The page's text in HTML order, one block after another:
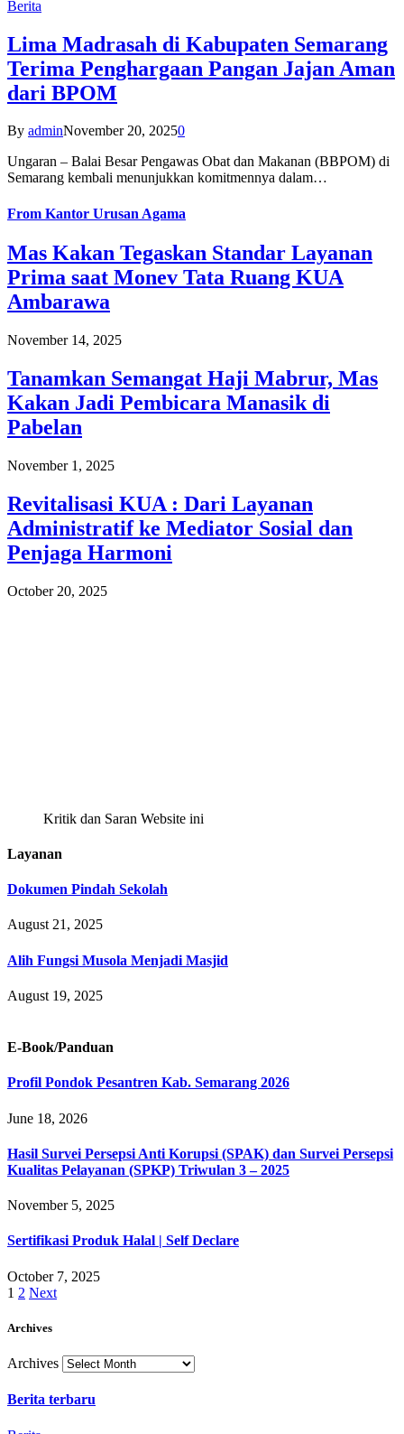
Berita
Lima Madrasah di Kabupaten Semarang
Terima Penghargaan Pangan Jajan Aman
dari BPOM
By adminNovember 20, 20250
Ungaran – Balai Besar Pengawas Obat dan Makanan (BBPOM) di
Semarang kembali menunjukkan komitmennya dalam…
From Kantor Urusan Agama
Mas Kakan Tegaskan Standar Layanan
Prima saat Monev Tata Ruang KUA
Ambarawa
November 14, 2025
Tanamkan Semangat Haji Mabrur, Mas
Kakan Jadi Pembicara Manasik di
Pabelan
November 1, 2025
Revitalisasi KUA : Dari Layanan
Administratif ke Mediator Sosial dan
Penjaga Harmoni
October 20, 2025
Kritik dan Saran Website ini
Layanan
Dokumen Pindah Sekolah
August 21, 2025
Alih Fungsi Musola Menjadi Masjid
August 19, 2025
E-Book/Panduan
Profil Pondok Pesantren Kab. Semarang 2026
June 18, 2026
Hasil Survei Persepsi Anti Korupsi (SPAK) dan Survei Persepsi
Kualitas Pelayanan (SPKP) Triwulan 3 – 2025
November 5, 2025
Sertifikasi Produk Halal | Self Declare
October 7, 2025
1 2 Next
Archives
Archives
Berita terbaru